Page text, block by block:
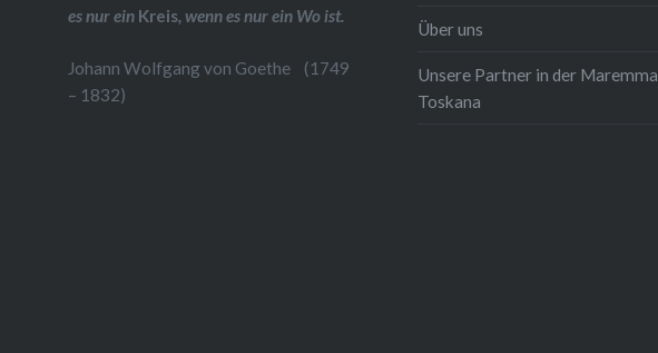
Über uns
Unsere Partner in der Maremma
Toskana
es nur ein Kreis, wenn es nur ein Wo ist.
Johann Wolfgang von Goethe (1749
– 1832)